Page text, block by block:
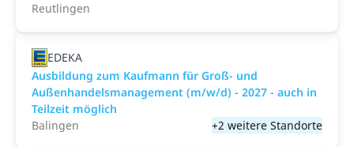
Reutlingen
EDEKA
Ausbildung zum Kaufmann für Groß- und
Außenhandelsmanagement (m/w/d) - 2027 - auch in
Teilzeit möglich
Balingen
+2 weitere Standorte